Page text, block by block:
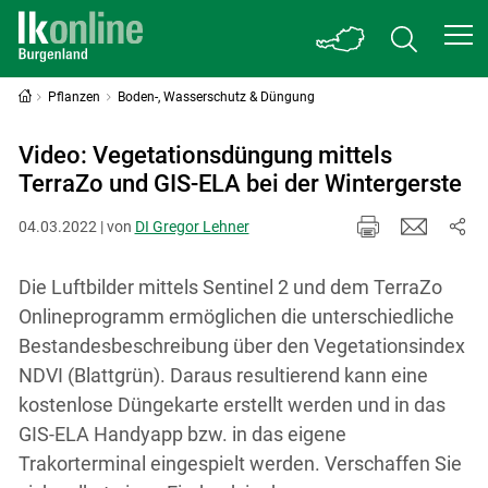
Pflanzen Boden-, Wasserschutz & Düngung
Video: Vegetationsdüngung mittels
TerraZo und GIS-ELA bei der Wintergerste
04.03.2022 | von DI Gregor Lehner
Die Luftbilder mittels Sentinel 2 und dem TerraZo
Onlineprogramm ermöglichen die unterschiedliche
Bestandesbeschreibung über den Vegetationsindex
NDVI (Blattgrün). Daraus resultierend kann eine
kostenlose Düngekarte erstellt werden und in das
GIS-ELA Handyapp bzw. in das eigene
Trakorterminal eingespielt werden. Verschaffen Sie